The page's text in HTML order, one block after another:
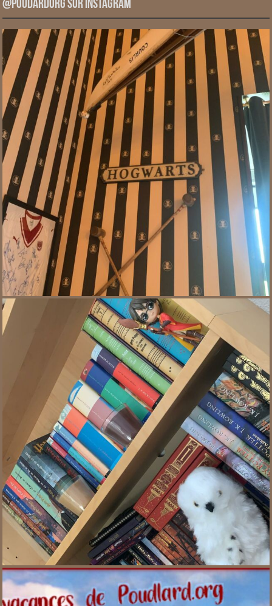
@PoudardOrg sur Instagram